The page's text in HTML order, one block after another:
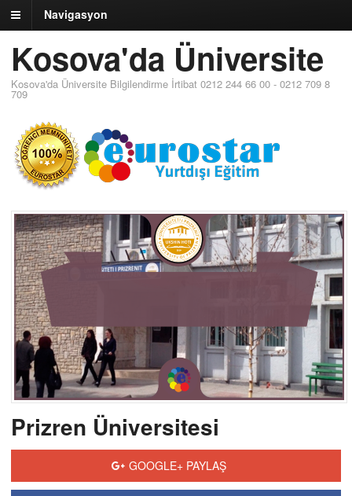
Navigasyon
Kosova'da Üniversite
Kosova'da Üniversite Bilgilendirme İrtibat 0212 244 66 00 - 0212 709 8
709
Prizren Üniversitesi
GOOGLE+ PAYLAŞ